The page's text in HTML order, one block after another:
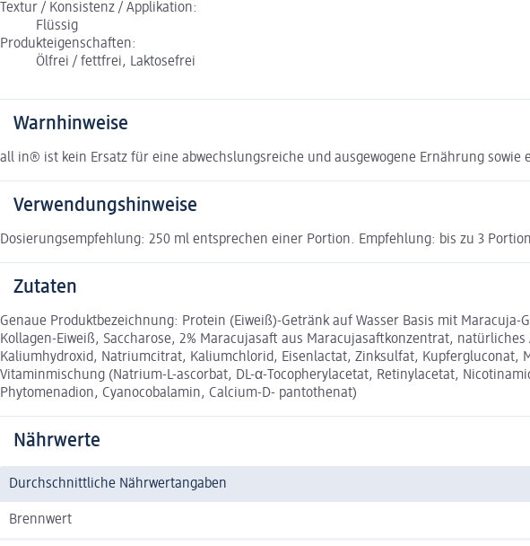
Textur / Konsistenz / Applikation:
Flüssig
Produkteigenschaften:
Ölfrei / fettfrei, Laktosefrei
Warnhinweise
all in® ist kein Ersatz für eine abwechslungsreiche und ausgewogene Ernährung sowie
Verwendungshinweise
Dosierungsempfehlung: 250 ml entsprechen einer Portion. Empfehlung: bis zu 3
Zutaten
Genaue Produktbezeichnung: Protein (Eiweiß)-Getränk auf Wasser Basis mit
Kollagen-Eiweiß, Saccharose, 2% Maracujasaft aus Maracujasaftkonzentrat,
Kaliumhydroxid, Natriumcitrat, Kaliumchlorid, Eisenlactat, Zinksulfat,
Vitaminmischung (Natrium-L-ascorbat, DL-α-Tocopherylacetat, Retinylacetat,
Phytomenadion, Cyanocobalamin, Calcium-D- pantothenat)
Nährwerte
Durchschnittliche Nährwertangaben
Brennwert